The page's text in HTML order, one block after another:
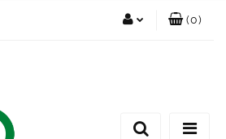
(0)